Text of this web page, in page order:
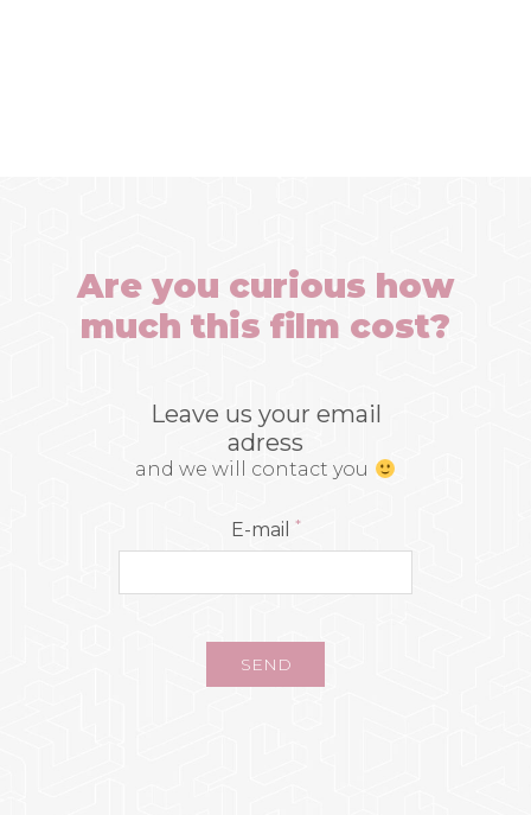
Are you curious how
much this film cost?
Leave us your email
adress
and we will contact you
E-mail *
SEND